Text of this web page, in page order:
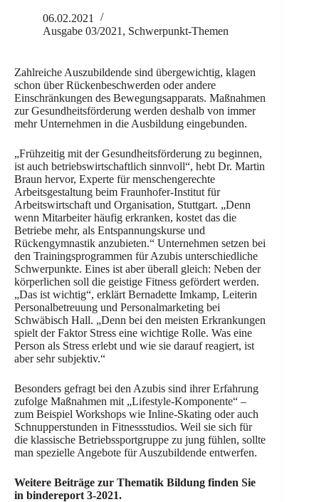
06.02.2021
Ausgabe 03/2021 , Schwerpunkt-Themen
Zahlreiche Auszubildende sind übergewichtig, klagen
schon über Rückenbeschwerden oder andere
Einschränkungen des Bewegungsapparats. Maßnahmen
zur Gesundheitsförderung werden deshalb von immer
mehr Unternehmen in die Ausbildung eingebunden.
„Frühzeitig mit der Gesundheitsförderung zu beginnen,
ist auch betriebswirtschaftlich sinnvoll“, hebt Dr. Martin
Braun hervor, Experte für menschengerechte
Arbeitsgestaltung beim Fraunhofer-Institut für
Arbeitswirtschaft und Organisation, Stuttgart. „Denn
wenn Mitarbeiter häufig erkranken, kostet das die
Betriebe mehr, als Entspannungskurse und
Rückengymnastik anzubieten.“ Unternehmen setzen bei
den Trainingsprogrammen für Azubis unterschiedliche
Schwerpunkte. Eines ist aber überall gleich: Neben der
körperlichen soll die geistige Fitness gefördert werden.
„Das ist wichtig“, erklärt Bernadette Imkamp, Leiterin
Personalbetreuung und Personalmarketing bei
Schwäbisch Hall. „Denn bei den meisten Erkrankungen
spielt der Faktor Stress eine wichtige Rolle. Was eine
Person als Stress erlebt und wie sie darauf reagiert, ist
aber sehr subjektiv.“
Besonders gefragt bei den Azubis sind ihrer Erfahrung
zufolge Maßnahmen mit „Lifestyle-Komponente“ –
zum Beispiel Workshops wie Inline-Skating oder auch
Schnupperstunden in Fitnessstudios. Weil sie sich für
die klassische Betriebssportgruppe zu jung fühlen, sollte
man spezielle Angebote für Auszubildende entwerfen.
Weitere Beiträge zur Thematik Bildung finden Sie
in bindereport 3-2021.